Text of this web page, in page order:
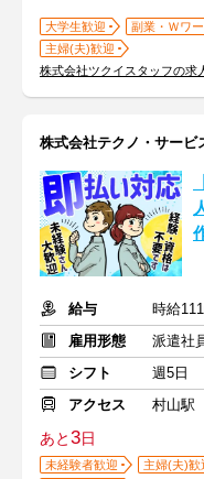
大学生歓迎 副業・Ｗワ
主婦(夫)歓迎
株式会社ツクイスタッフの求
株式会社テクノ・サービ
給与
時給
雇用形態
派遣社
シフト
週5日
アクセス
村山駅
あと3日
未経験者歓迎 主婦(夫)歓